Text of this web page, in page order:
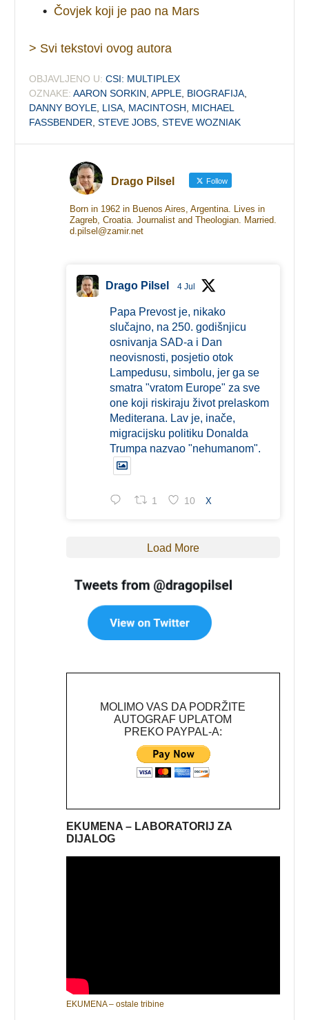
• Čovjek koji je pao na Mars
> Svi tekstovi ovog autora
OBJAVLJENO U: CSI: MULTIPLEX
OZNAKE: AARON SORKIN ,APPLE BIOGRAFIJA
DANNY BOYLE LISA MACINTOSH
MICHAEL
FASSBENDER ,STEVE JOBS ,STEVE WOZNIAK
Drago Pilsel Follow
Born in 1962 in Buenos Aires, Argentina. Lives in
Zagreb, Croatia. Journalist and Theologian. Married.
d.pilsel@zamir.net
Drago Pilsel 4 Jul
Papa Prevost je, nikako
slučajno, na 250. godišnjicu
osnivanja SAD-a i Dan
neovisnosti, posjetio otok
Lampedusu, simbolu, jer ga se
smatra "vratom Europe" za sve
one koji riskiraju život prelaskom
Mediterana. Lav je, inače,
migracijsku politiku Donalda
Trumpa nazvao "nehumanom".
1 10 X
Load More
MOLIMO VAS DA PODRŽITE
AUTOGRAF UPLATOM
PREKO PAYPAL-A:
EKUMENA – LABORATORIJ ZA
DIJALOG
EKUMENA – ostale tribine